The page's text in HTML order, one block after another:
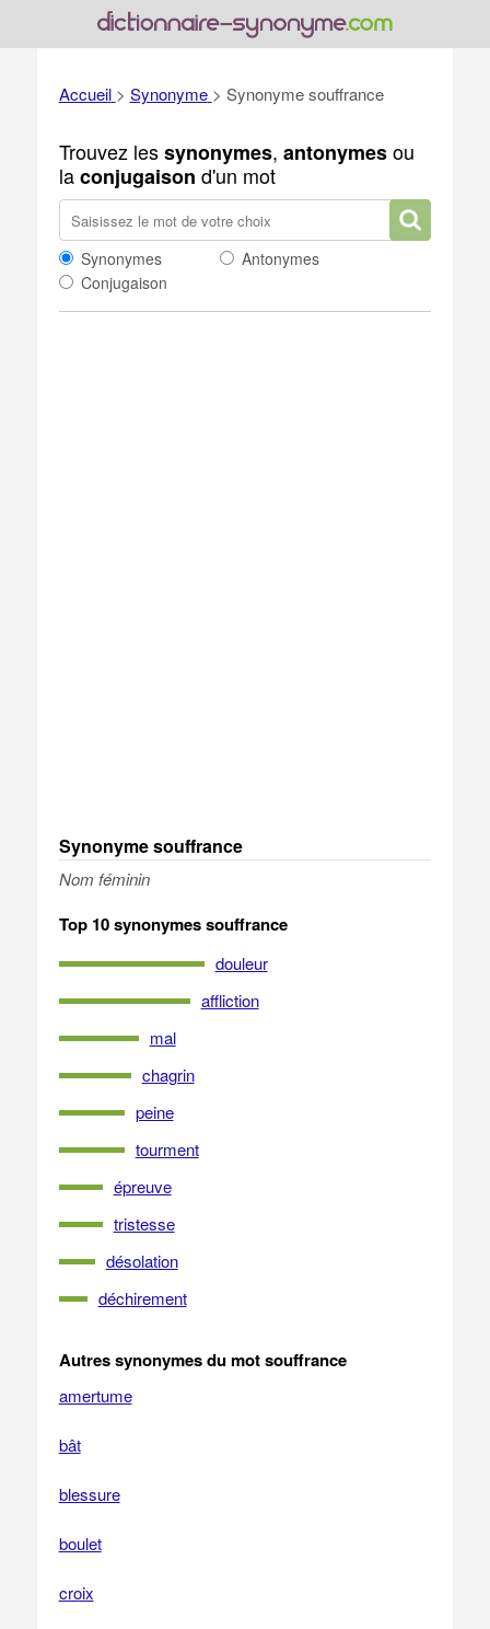
Accueil > Synonyme > Synonyme souffrance
Trouvez lessynonymes, antonymesou
laconjugaison d'un mot
Synonymes
Antonymes
Conjugaison
Synonyme souffrance
Nom féminin
Top 10 synonymes souffrance
douleur
affliction
mal
chagrin
peine
tourment
épreuve
tristesse
désolation
déchirement
Autres synonymes du mot souffrance
amertume
bât
blessure
boulet
croix